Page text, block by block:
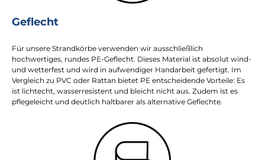
Geflecht
Für unsere Strandkörbe verwenden wir ausschließlich
hochwertiges, rundes PE-Geflecht. Dieses Material ist absolut wind-
und wetterfest und wird in aufwendiger Handarbeit gefertigt. Im
Vergleich zu PVC oder Rattan bietet PE entscheidende Vorteile: Es
ist lichtecht, wasserresistent und bleicht nicht aus. Zudem ist es
pflegeleicht und deutlich haltbarer als alternative Geflechte.